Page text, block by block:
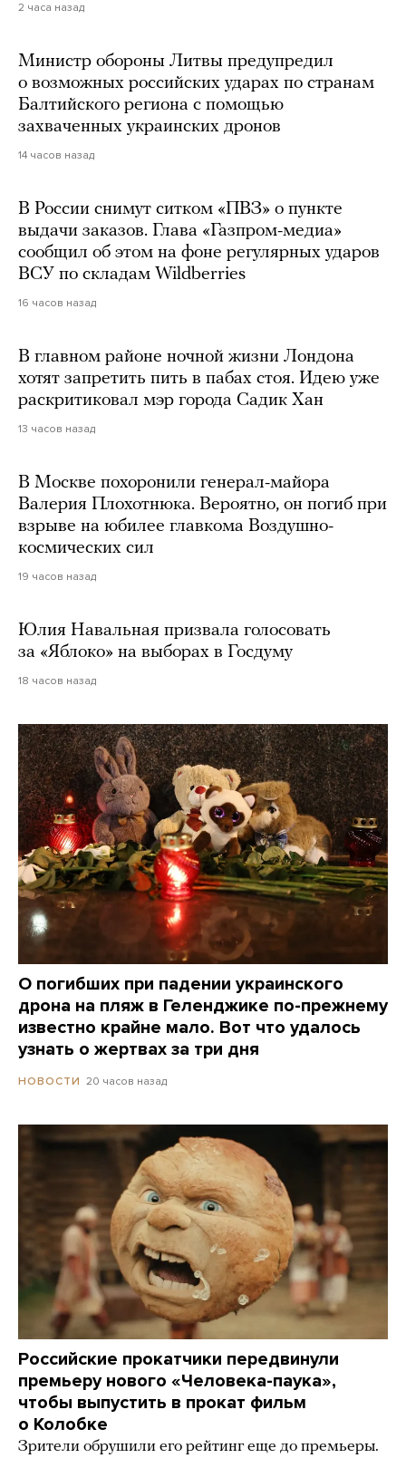
2 часа назад
Министр обороны Литвы предупредил
о возможных российских ударах по странам
Балтийского региона с помощью
захваченных украинских дронов
14 часов назад
В России снимут ситком «ПВЗ» о пункте
выдачи заказов. Глава «Газпром-медиа»
сообщил об этом на фоне регулярных ударов
ВСУ по складам Wildberries
16 часов назад
В главном районе ночной жизни Лондона
хотят запретить пить в пабах стоя. Идею уже
раскритиковал мэр города Садик Хан
13 часов назад
В Москве похоронили генерал-майора
Валерия Плохотнюка. Вероятно, он погиб при
взрыве на юбилее главкома Воздушно-
космических сил
19 часов назад
Юлия Навальная призвала голосовать
за «Яблоко» на выборах в Госдуму
18 часов назад
О погибших при падении украинского
дрона на пляж в Геленджике по-прежнему
известно крайне мало. Вот что удалось
узнать о жертвах за три дня
НОВОСТИ 20 часов назад
Российские прокатчики передвинули
премьеру нового «Человека-паука»,
чтобы выпустить в прокат фильм
о Колобке
Зрители обрушили его рейтинг еще до премьеры.